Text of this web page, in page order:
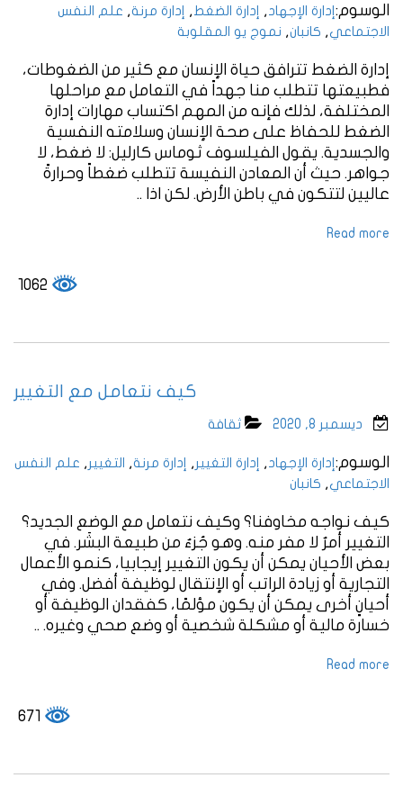
الوسوم: إدارة الإجهاد, إدارة الضغط , إدارة مرنة, علم النفس
الاجتماعي, كانبان, نموج يو المقلوبة
إدارة الضغط تترافق حياة الإنسان مع كثير من الضغوطات،
فطبيعتها تتطلب منا جهداً في التعامل مع مراحلها
المختلفة، لذلك فإنه من المهم اكتساب مهارات إدارة
الضغط للحفاظ على صحة الإنسان وسلامته النفسية
والجسدية. يقول الفيلسوف ثوماس كارليل: لا ضغط، لا
جواهر. حيث أن المعادن النفيسة تتطلب ضغطاً وحرارةً
عاليين لتتكون في باطن الأرض. لكن اذا ..
Read more
كيف نتعامل مع التغيير
ديسمبر 8, 2020 ثقافة
الوسوم: إدارة الإجهاد, إدارة التغيير, إدارة مرنة, التغيير, علم النفس
الاجتماعي, كانبان
كيف نواجه مخاوفنا؟ وكيف نتعامل مع الوضع الجديد؟
التغيير أمرٌ لا مفر منه. وهو جُزءٌ من طبيعة البشَر. في
بعض الأحيان يمكن أن يكون التغيير إيجابيا، كنمو الأعمال
التجارية أو زيادة الراتب أو الإنتقال لوظيفة أفضل. وفي
أحيانٍ أخرى يمكن أن يكون مؤلمًا، كفقدان الوظيفة أو
خسارة مالية أو مشكلة شخصية أو وضع صحي وغيره. ..
Read more